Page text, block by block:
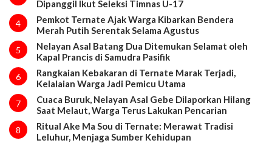
Dipanggil Ikut Seleksi Timnas U-17
4
Pemkot Ternate Ajak Warga Kibarkan Bendera
Merah Putih Serentak Selama Agustus
5
Nelayan Asal Batang Dua Ditemukan Selamat oleh
Kapal Prancis di Samudra Pasifik
6
Rangkaian Kebakaran di Ternate Marak Terjadi,
Kelalaian Warga Jadi Pemicu Utama
7
Cuaca Buruk, Nelayan Asal Gebe Dilaporkan Hilang
Saat Melaut, Warga Terus Lakukan Pencarian
8
Ritual Ake Ma Sou di Ternate: Merawat Tradisi
Leluhur, Menjaga Sumber Kehidupan